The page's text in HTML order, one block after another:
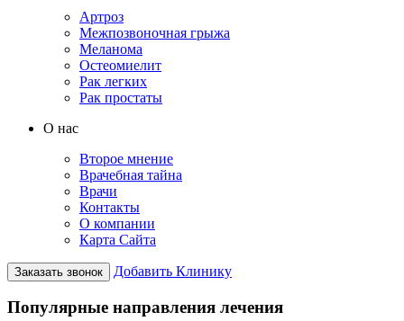
Артроз
Межпозвоночная грыжа
Меланома
Остеомиелит
Рак легких
Рак простаты
О нас
Второе мнение
Врачебная тайна
Врачи
Контакты
О компании
Карта Сайта
Заказать звонок Добавить Клинику
Популярные направления лечения